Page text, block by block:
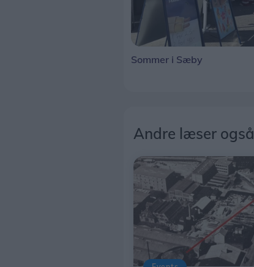
Sommer i Sæby
Andre læser også